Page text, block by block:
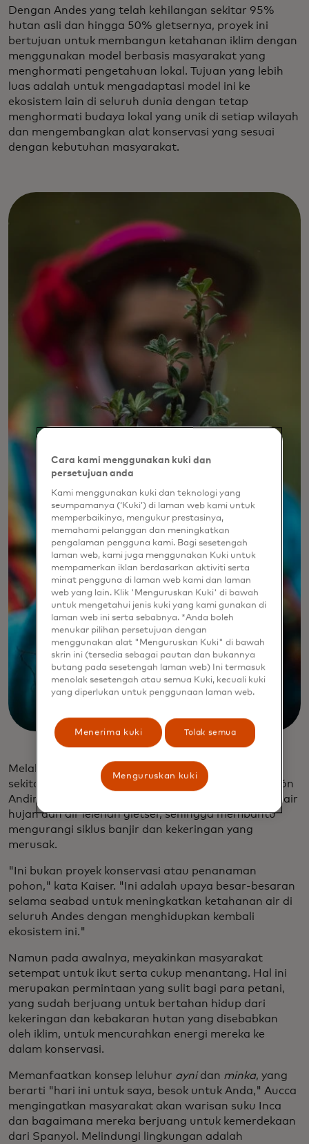
Dengan Andes yang telah kehilangan sekitar 95%
hutan asli dan hingga 50% gletsernya, proyek ini
bertujuan untuk membangun ketahanan iklim dengan
menggunakan model berbasis masyarakat yang
menghormati pengetahuan lokal. Tujuan yang lebih
luas adalah untuk mengadaptasi model ini ke
ekosistem lain di seluruh dunia dengan tetap
menghormati budaya lokal yang unik di setiap wilayah
dan mengembangkan alat konservasi yang sesuai
dengan kebutuhan masyarakat.
Melalui pekerjaannya, yang melibatkan 26 proyek,
sekitar 40.000 orang kini terlibat dalam upaya Acción
Andina untuk menanam pohon asli yang menyerap air
hujan dan air lelehan gletser, sehingga membantu
mengurangi siklus banjir dan kekeringan yang
merusak.
"Ini bukan proyek konservasi atau penanaman
pohon," kata Kaiser. "Ini adalah upaya besar-besaran
selama seabad untuk meningkatkan ketahanan air di
seluruh Andes dengan menghidupkan kembali
ekosistem ini."
Namun pada awalnya, meyakinkan masyarakat
setempat untuk ikut serta cukup menantang. Hal ini
merupakan permintaan yang sulit bagi para petani,
yang sudah berjuang untuk bertahan hidup dari
kekeringan dan kebakaran hutan yang disebabkan
oleh iklim, untuk mencurahkan energi mereka ke
dalam konservasi.
Memanfaatkan konsep leluhur aynidan minka, yang
berarti "hari ini untuk saya, besok untuk Anda," Aucca
mengingatkan masyarakat akan warisan suku Inca
dan bagaimana mereka berjuang untuk kemerdekaan
dari Spanyol. Melindungi lingkungan adalah
Cara kami menggunakan kuki dan
persetujuan anda
Kami menggunakan kuki dan teknologi yang
seumpamanya (‘Kuki’) di laman web kami untuk
memperbaikinya, mengukur prestasinya,
memahami pelanggan dan meningkatkan
pengalaman pengguna kami. Bagi sesetengah
laman web, kami juga menggunakan Kuki untuk
mempamerkan iklan berdasarkan aktiviti serta
minat pengguna di laman web kami dan laman
web yang lain. Klik 'Menguruskan Kuki' di bawah
untuk mengetahui jenis kuki yang kami gunakan di
laman web ini serta sebabnya. *Anda boleh
menukar pilihan persetujuan dengan
menggunakan alat "Menguruskan Kuki" di bawah
skrin ini (tersedia sebagai pautan dan bukannya
butang pada sesetengah laman web) Ini termasuk
menolak sesetengah atau semua Kuki, kecuali kuki
yang diperlukan untuk penggunaan laman web.
Menerima kuki Tolak semua
Menguruskan kuki